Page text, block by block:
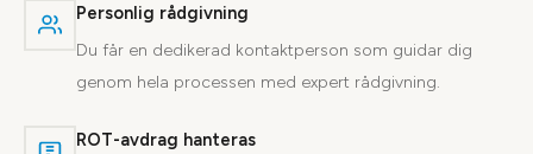
Personlig rådgivning
Du får en dedikerad kontaktperson som guidar dig
genom hela processen med expert rådgivning.
ROT-avdrag hanteras